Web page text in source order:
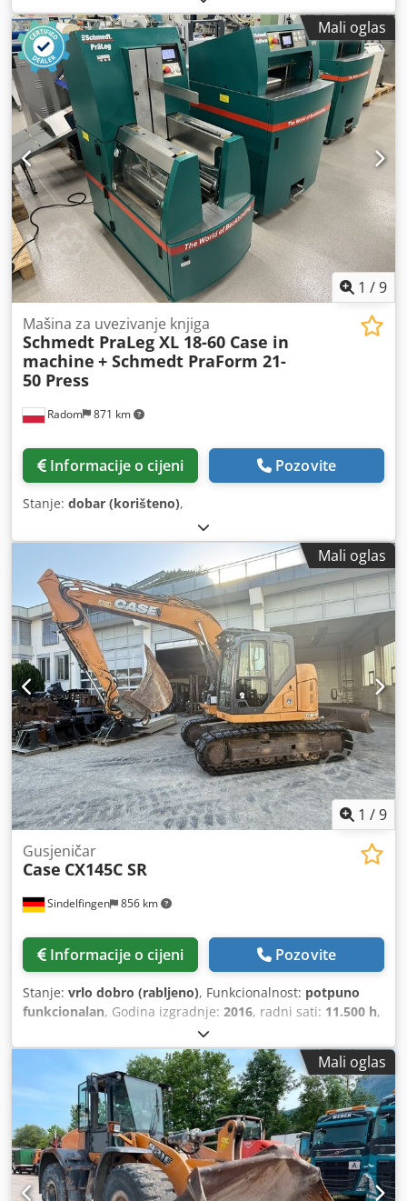
Mali oglas
1 /9
Radom 871 km
Mašina za uvezivanje knjiga
Schmedt PraLeg XL 18-60 Case in
machine + Schmedt PraForm 21-
50 Press
Informacije o cijeni Pozovite
Stanje: dobar (korišteno),
Mali oglas
1 /9
Sindelfingen 856 km
Gusjeničar
Case CX145C SR
Informacije o cijeni Pozovite
Stanje: vrlo dobro (rabljeno), Funkcionalnost: potpuno
funkcionalan, Godina izgradnje: 2016, radni sati: 11.500 h,
Mali oglas